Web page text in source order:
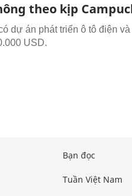
theo kịp
dự án phát triển ô tô điện và
USD.
Bạn đọc
Tuần Việt Nam